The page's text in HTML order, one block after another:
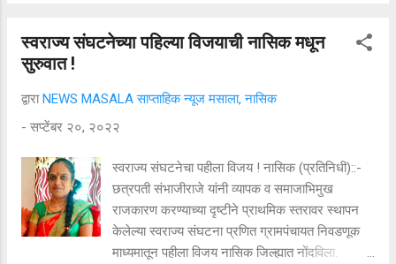
अविराज तायडे यांनी काढले. ते सुभाषित प्रकाशन आणि
बोलत होते. लेखक राष्ट्रीय दृष्टिहीन संघ महाराष्ट्राचे
महासचिव दत्तात्रय जाधव हे याप्रसंगी मनोगत व्यक्त
भावला म्हणूनच एका वर्षात मला दुसरी आवृत्ती प्रकाशित
करावी लागली हे माझे भाग्य समजतो. पाहुण्यांचा
परीचय एसडब्लूएसचे सीईओ रघुवी...
स्वराज्य संघटनेच्या पहिल्या विजयाची नासिक मधून
सुरुवात !
द्वाराNEWS MASALA साप्ताहिक न्यूज मसाला, नासिक
- सप्टेंबर २०, २०२२
स्वराज्य संघटनेचा पहीला विजय ! नासिक (प्रतिनिधी)::-
छत्रपती संभाजीराजे यांनी व्यापक व समाजाभिमुख
राजकारण करण्याच्या दृष्टीने प्राथमिक स्तरावर स्थापन
केलेल्या स्वराज्य संघटना प्रणित ग्रामपंचायत निवडणूक
माध्यमातून पहीला विजय नासिक जिल्ह्यात नोंदविला.